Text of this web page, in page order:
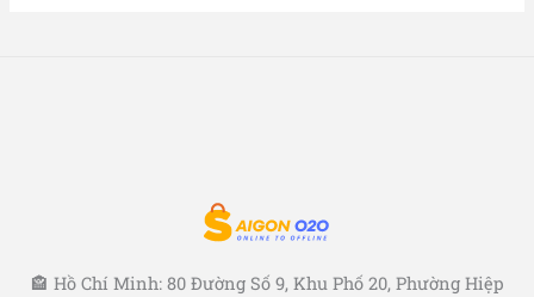
🏤 Hồ Chí Minh: 80 Đường Số 9, Khu Phố 20, Phường Hiệp